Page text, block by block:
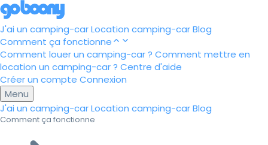
J'ai un camping-carLocation camping-carBlog
Comment ça fonctionne
Comment louer un camping-car ? Comment mettre en
location un camping-car ? Centre d'aide
Créer un compte Connexion
Menu
J'ai un camping-carLocation camping-carBlog
Comment ça fonctionne